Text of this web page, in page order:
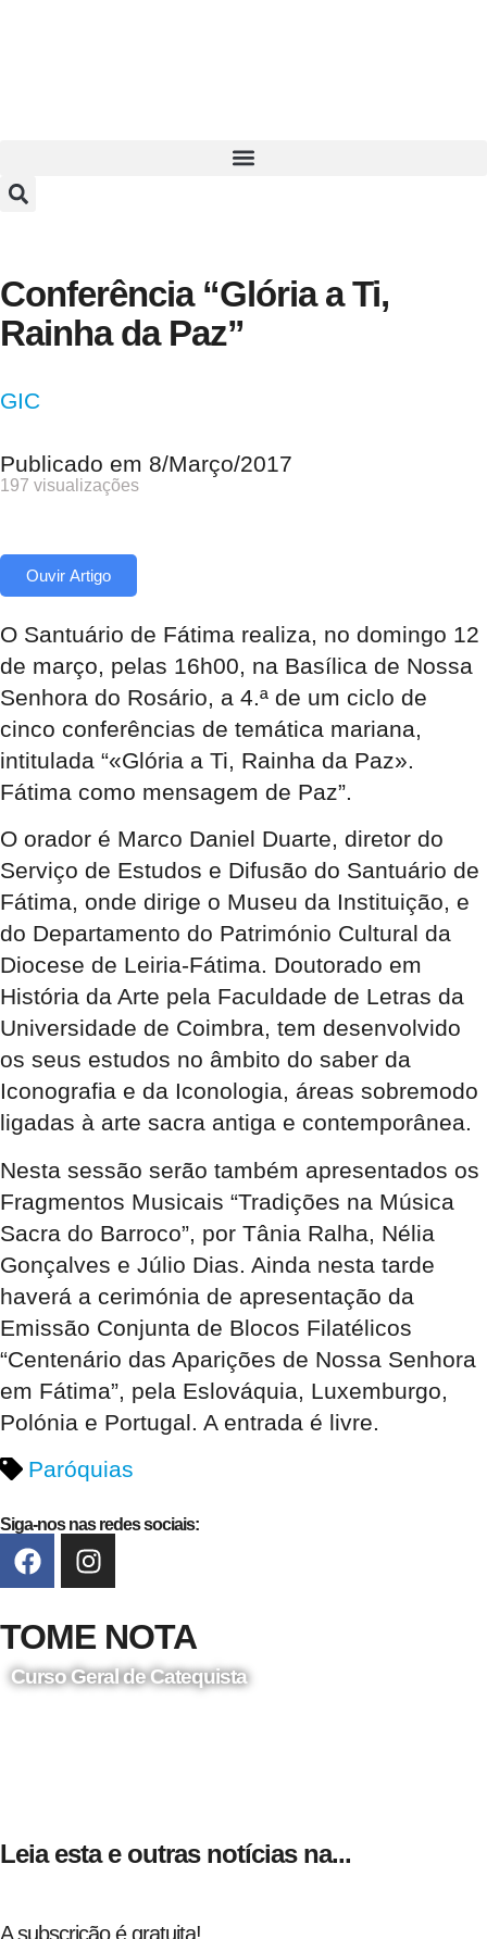
Conferência “Glória a Ti,
Rainha da Paz”
GIC
Publicado em 8/Março/2017
197 visualizações
Ouvir Artigo
O Santuário de Fátima realiza, no domingo 12
de março, pelas 16h00, na Basílica de Nossa
Senhora do Rosário, a 4.ª de um ciclo de
cinco conferências de temática mariana,
intitulada “«Glória a Ti, Rainha da Paz».
Fátima como mensagem de Paz”.
O orador é Marco Daniel Duarte, diretor do
Serviço de Estudos e Difusão do Santuário de
Fátima, onde dirige o Museu da Instituição, e
do Departamento do Património Cultural da
Diocese de Leiria-Fátima. Doutorado em
História da Arte pela Faculdade de Letras da
Universidade de Coimbra, tem desenvolvido
os seus estudos no âmbito do saber da
Iconografia e da Iconologia, áreas sobremodo
ligadas à arte sacra antiga e contemporânea.
Nesta sessão serão também apresentados os
Fragmentos Musicais “Tradições na Música
Sacra do Barroco”, por Tânia Ralha, Nélia
Gonçalves e Júlio Dias. Ainda nesta tarde
haverá a cerimónia de apresentação da
Emissão Conjunta de Blocos Filatélicos
“Centenário das Aparições de Nossa Senhora
em Fátima”, pela Eslováquia, Luxemburgo,
Polónia e Portugal. A entrada é livre.
Paróquias
Siga-nos nas redes sociais:
TOME NOTA
Curso Geral de Catequista
Leia esta e outras notícias na...
A subscrição é gratuita!